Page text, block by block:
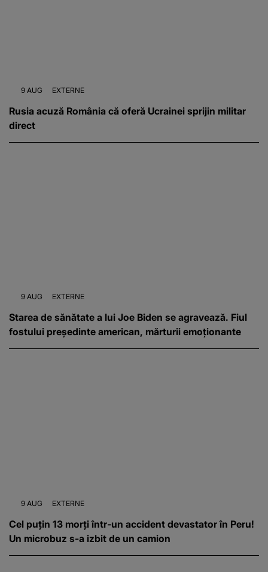
9 AUG EXTERNE
Rusia acuză România că oferă Ucrainei sprijin militar
direct
9 AUG EXTERNE
Starea de sănătate a lui Joe Biden se agravează. Fiul
fostului președinte american, mărturii emoționante
9 AUG EXTERNE
Cel puțin 13 morți într-un accident devastator în Peru!
Un microbuz s-a izbit de un camion